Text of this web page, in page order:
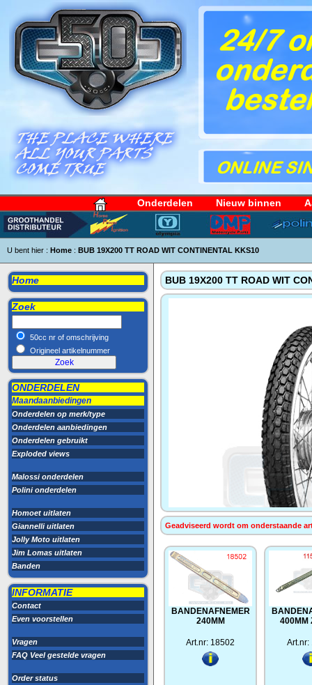
Onderdelen Nieuw binnen
U bent hier : Home : BUB 19X200 TT ROAD WIT CONTINENTAL KKS10
Home
Zoek
50cc nr of omschrijving
Origineel artikelnummer
ONDERDELEN
Maandaanbiedingen
Onderdelen op merk/type
Onderdelen aanbiedingen
Onderdelen gebruikt
Exploded views
Malossi onderdelen
Polini onderdelen
Homoet uitlaten
Giannelli uitlaten
Jolly Moto uitlaten
Jim Lomas uitlaten
Banden
INFORMATIE
Contact
Even voorstellen
Vragen
FAQ Veel gestelde vragen
Order status
BUB 19X200 TT ROAD WIT
Geadviseerd wordt om onderstaande
BANDENAFNEMER
240MM
Art.nr: 18502
400MM
Art.nr: